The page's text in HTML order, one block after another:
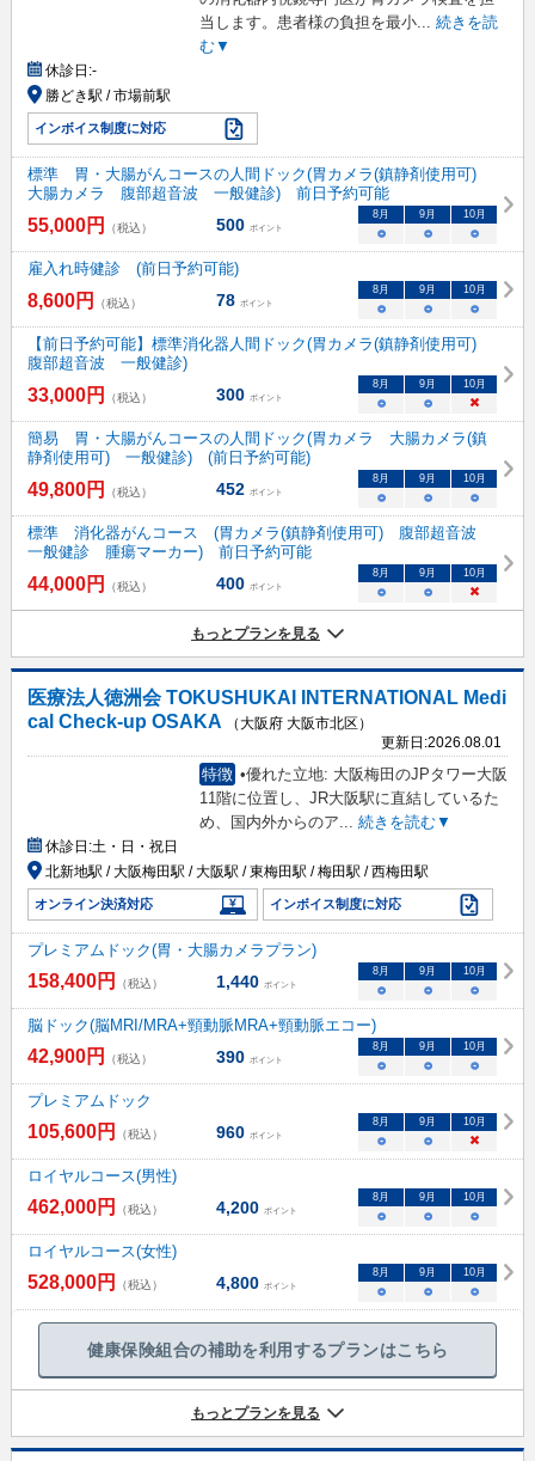
当します。患者様の負担を最小... 続きを読
む▼
休診日:-
勝どき駅 / 市場前駅
インボイス制度に対応
標準 胃・大腸がんコースの人間ドック(胃カメラ(鎮静剤使用可)
大腸カメラ 腹部超音波 一般健診) 前日予約可能
55,000円 （税込） 500 ポイント
8月 9月 10月
○ ○ ○
雇入れ時健診 (前日予約可能)
8,600円 （税込） 78 ポイント
8月 9月 10月
○ ○ ○
【前日予約可能】標準消化器人間ドック(胃カメラ(鎮静剤使用可)
腹部超音波 一般健診)
33,000円 （税込） 300 ポイント
8月 9月 10月
○ ○ ×
簡易 胃・大腸がんコースの人間ドック(胃カメラ 大腸カメラ(鎮
静剤使用可) 一般健診) (前日予約可能)
49,800円 （税込） 452 ポイント
8月 9月 10月
○ ○ ○
標準 消化器がんコース (胃カメラ(鎮静剤使用可) 腹部超音波
一般健診 腫瘍マーカー) 前日予約可能
44,000円 （税込） 400 ポイント
8月 9月 10月
○ ○ ×
もっとプランを見る
医療法人徳洲会 TOKUSHUKAI INTERNATIONAL Medi
cal Check-up OSAKA
（大阪府 大阪市北区）
更新日:2026.08.01
特徴 •優れた立地: 大阪梅田のJPタワー大阪
11階に位置し、JR大阪駅に直結しているた
め、国内外からのア
続きを読む▼
休診日:土・日・祝日
北新地駅 / 大阪梅田駅 / 大阪駅 / 東梅田駅 / 梅田駅 / 西梅田駅
オンライン決済対応 インボイス制度に対応
プレミアムドック(胃・大腸カメラプラン)
158,400円 （税込） 1,440 ポイント
8 月 9 月 10月
○ ○ ○
脳ドック(脳MRI/MRA+頸動脈MRA+頸動脈エコー)
42,900円 （税込） 390 ポイント
8 月 9 月 10月
○ ○ ○
プレミアムドック
105,600円 （税込） 960 ポイント
8 月 9 月 10月
○ ○ ×
ロイヤルコース(男性)
462,000円 （税込） 4,200 ポイント
8 月 9 月 10月
○ ○ ○
ロイヤルコース(女性)
528,000円 （税込） 4,800 ポイント
8 月 9 月 10月
○ ○ ○
健康保険組合の補助を利用するプランはこちら
もっとプランを見る